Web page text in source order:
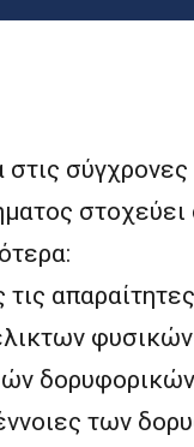
σύγχρονες
των